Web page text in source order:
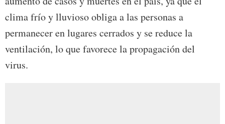
clima frío y lluvioso obliga a las personas a
permanecer en lugares cerrados y se reduce la
ventilación, lo que favorece la propagación del
virus.